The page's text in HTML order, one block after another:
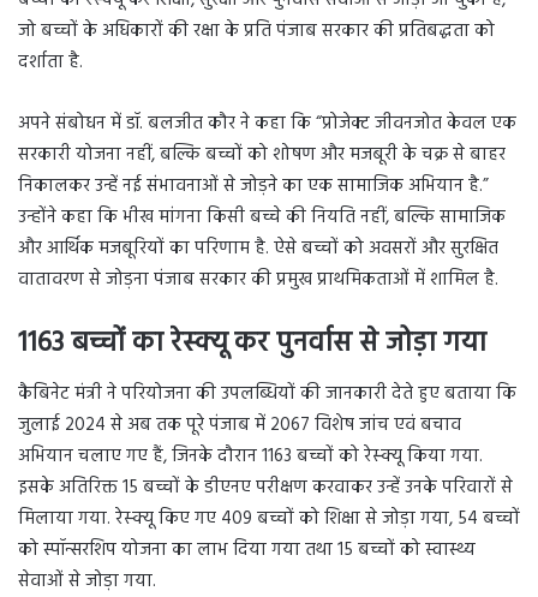
जो बच्चों के अधिकारों की रक्षा के प्रति पंजाब सरकार की प्रतिबद्धता को
दर्शाता है.
अपने संबोधन में डॉ. बलजीत कौर ने कहा कि “प्रोजेक्ट जीवनजोत केवल एक
सरकारी योजना नहीं, बल्कि बच्चों को शोषण और मजबूरी के चक्र से बाहर
निकालकर उन्हें नई संभावनाओं से जोड़ने का एक सामाजिक अभियान है.”
उन्होंने कहा कि भीख मांगना किसी बच्चे की नियति नहीं, बल्कि सामाजिक
और आर्थिक मजबूरियों का परिणाम है. ऐसे बच्चों को अवसरों और सुरक्षित
वातावरण से जोड़ना पंजाब सरकार की प्रमुख प्राथमिकताओं में शामिल है.
1163 बच्चों का रेस्क्यू कर पुनर्वास से जोड़ा गया
कैबिनेट मंत्री ने परियोजना की उपलब्धियों की जानकारी देते हुए बताया कि
जुलाई 2024 से अब तक पूरे पंजाब में 2067 विशेष जांच एवं बचाव
अभियान चलाए गए हैं, जिनके दौरान 1163 बच्चों को रेस्क्यू किया गया.
इसके अतिरिक्त 15 बच्चों के डीएनए परीक्षण करवाकर उन्हें उनके परिवारों से
मिलाया गया. रेस्क्यू किए गए 409 बच्चों को शिक्षा से जोड़ा गया, 54 बच्चों
को स्पॉन्सरशिप योजना का लाभ दिया गया तथा 15 बच्चों को स्वास्थ्य
सेवाओं से जोड़ा गया.